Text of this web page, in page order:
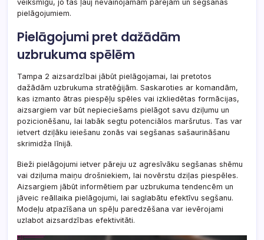
veiksmīgu, jo tas ļauj nevainojamām pārejām un segšanas
pielāgojumiem.
Pielāgojumi pret dažādām
uzbrukuma spēlēm
Tampa 2 aizsardzībai jābūt pielāgojamai, lai pretotos
dažādām uzbrukuma stratēģijām. Saskaroties ar komandām,
kas izmanto ātras piespēļu spēles vai izkliedētas formācijas,
aizsargiem var būt nepieciešams pielāgot savu dziļumu un
pozicionēšanu, lai labāk segtu potenciālos maršrutus. Tas var
ietvert dziļāku ieiešanu zonās vai segšanas sašaurināšanu
skrimidža līnijā.
Bieži pielāgojumi ietver pāreju uz agresīvāku segšanas shēmu
vai dziļuma maiņu drošniekiem, lai novērstu dziļas piespēles.
Aizsargiem jābūt informētiem par uzbrukuma tendencēm un
jāveic reāllaika pielāgojumi, lai saglabātu efektīvu segšanu.
Modeļu atpazīšana un spēļu paredzēšana var ievērojami
uzlabot aizsardzības efektivitāti.